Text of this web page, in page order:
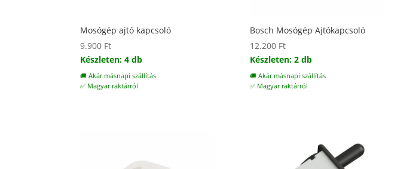
Mosógép ajtó kapcsoló
9.900 Ft
Készleten: 4 db
🚚 Akár másnapi szállítás
✅ Magyar raktárról
Bosch Mosógép Ajtókapcsoló
12.200 Ft
Készleten: 2 db
🚚 Akár másnapi szállítás
✅ Magyar raktárról